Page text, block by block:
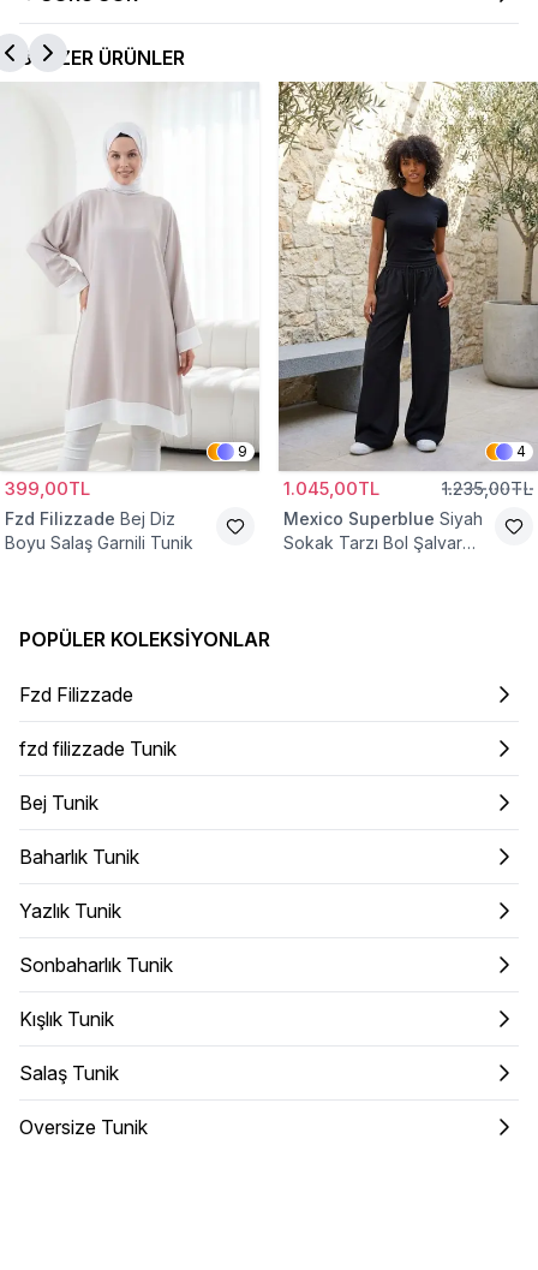
BENZER ÜRÜNLER
9
399,00TL
Fzd Filizzade Bej Diz
Boyu Salaş Garnili Tunik
4
1.045,00TL 1.235,00TL
Mexico Superblue Siyah
Sokak Tarzı Bol Şalvar
POPÜLER KOLEKSIYONLAR
Fzd Filizzade
fzd filizzade Tunik
Bej Tunik
Baharlık Tunik
Yazlık Tunik
Sonbaharlık Tunik
Kışlık Tunik
Salaş Tunik
Oversize Tunik